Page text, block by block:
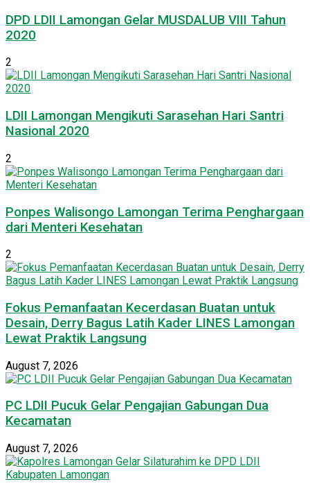
DPD LDII Lamongan Gelar MUSDALUB VIII Tahun
2020
2
LDII Lamongan Mengikuti Sarasehan Hari Santri
Nasional 2020
2
Ponpes Walisongo Lamongan Terima Penghargaan
dari Menteri Kesehatan
2
Fokus Pemanfaatan Kecerdasan Buatan untuk
Desain, Derry Bagus Latih Kader LINES Lamongan
Lewat Praktik Langsung
August 7, 2026
PC LDII Pucuk Gelar Pengajian Gabungan Dua
Kecamatan
August 7, 2026